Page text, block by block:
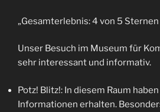
„Gesamterlebnis: 4 von 5 Sternen
Unser Besuch im Museum für
sehr interessant und informativ.
Potz! Blitz!: In diesem Raum
Informationen erhalten.